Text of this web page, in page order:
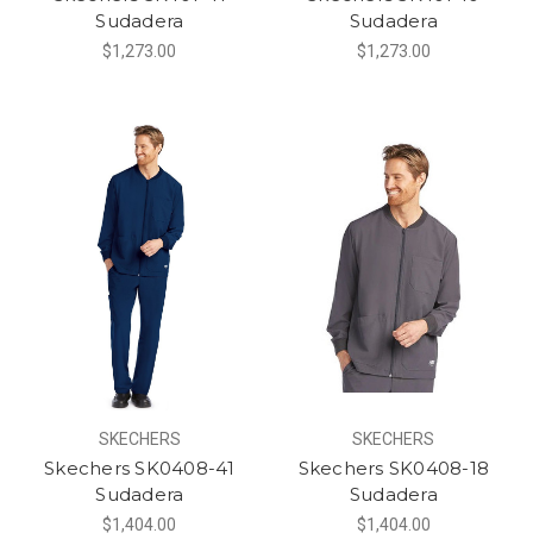
Sudadera
$1,273.00
Sudadera
$1,273.00
SKECHERS
Skechers SK0408-41
Sudadera
$1,404.00
SKECHERS
Skechers SK0408-18
Sudadera
$1,404.00